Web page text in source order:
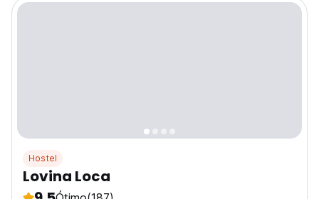
Hostel
Lovina Loca